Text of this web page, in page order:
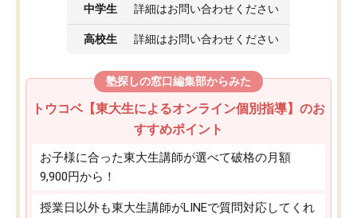
中学生 詳細はお問い合わせください
高校生 詳細はお問い合わせください
塾探しの窓口編集部からみた
トウコベ【東大生によるオンライン個別指導】のお
すすめポイント
お子様に合った東大生講師が選べて破格の月額
9,900円から！
授業日以外も東大生講師がLINEで質問対応してくれ